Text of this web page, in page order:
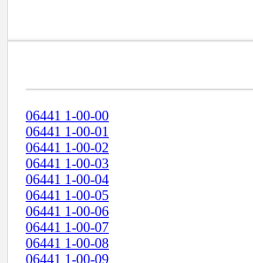
06441 1-00-00
06441 1-00-01
06441 1-00-02
06441 1-00-03
06441 1-00-04
06441 1-00-05
06441 1-00-06
06441 1-00-07
06441 1-00-08
06441 1-00-09